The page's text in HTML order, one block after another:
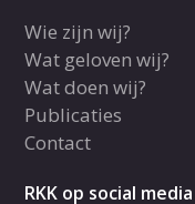
Wie zijn wij?
Wat geloven wij?
Wat doen wij?
Publicaties
Contact
RKK op social media